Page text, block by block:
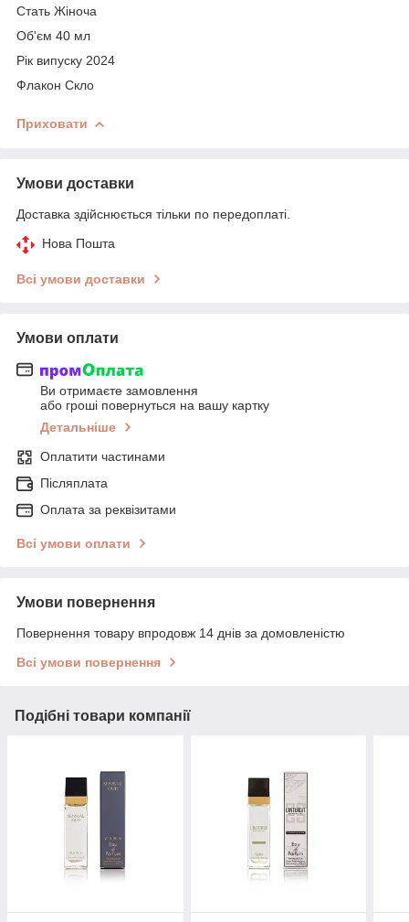
Стать Жіноча
Об'єм 40 мл
Рік випуску 2024
Флакон Скло
Приховати
Умови доставки
Доставка здійснюється тільки по передоплаті.
Нова Пошта
Всі умови доставки
Умови оплати
Ви отримаєте замовлення
або гроші повернуться на вашу картку
Детальніше
Оплатити частинами
Післяплата
Оплата за реквізитами
Всі умови оплати
Умови повернення
Повернення товару впродовж 14 днів за домовленістю
Всі умови повернення
Подібні товари компанії